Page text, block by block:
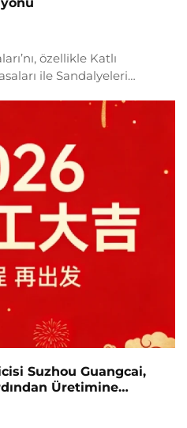
özellikle Katlı
ile Sandalyeleri
analiz etmeliyiz;
ve yemekhane
Suzhou Guangcai,
Üretimine